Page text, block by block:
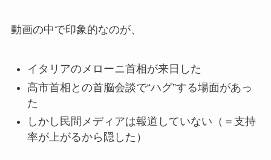
動画の中で印象的なのが、
イタリアのメローニ首相が来日した
高市首相との首脳会談で“ハグ”する場面があっ
た
しかし民間メディアは報道していない（＝支持
率が上がるから隠した）